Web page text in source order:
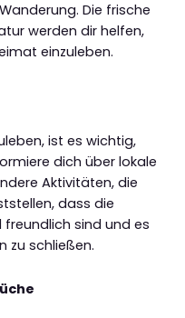
Die frische
werden dir helfen,
einzuleben.
ist es wichtig,
dich über lokale
Aktivitäten, die
dass die
freundlich sind und es
zu schließen.